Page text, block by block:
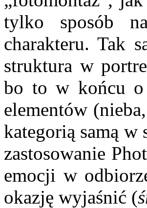
tylko sposób
charakteru. Tak
struktura w
bo to w końcu o
elementów
kategorią samą w
zastosowanie
emocji w
okazję wyjaśnić (